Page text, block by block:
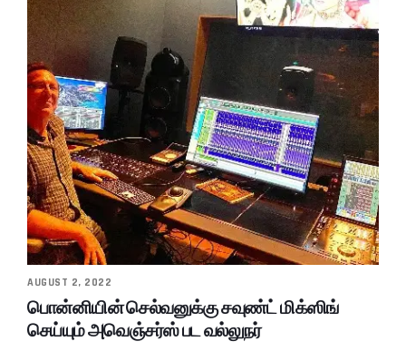
AUGUST 2, 2022
பொன்னியின் செல்வனுக்கு சவுண்ட் மிக்ஸிங்
செய்யும் அவெஞ்சர்ஸ் பட வல்லுநர்